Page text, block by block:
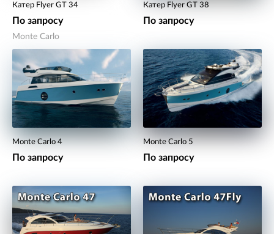
Катер Flyer GT 34
По запросу
Катер Flyer GT 38
По запросу
Monte Carlo
Monte Carlo 4
По запросу
Monte Carlo 5
По запросу